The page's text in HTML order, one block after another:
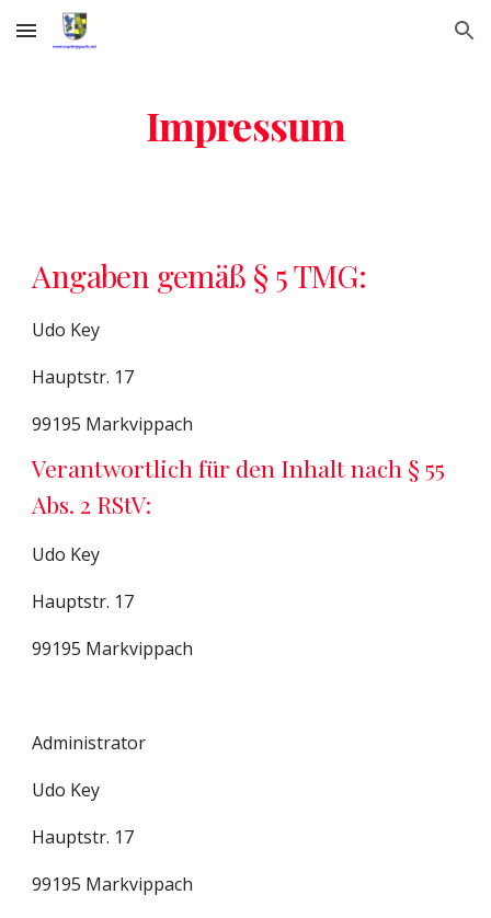
Skip to main content Skip to navigation
Impressum
Angaben gemäß § 5 TMG:
Udo Key
Hauptstr. 17
99195 Markvippach
Verantwortlich für den Inhalt nach § 55
Abs. 2 RStV:
Udo Key
Hauptstr. 17
99195 Markvippach
Administrator
Udo Key
Hauptstr. 17
99195 Markvippach